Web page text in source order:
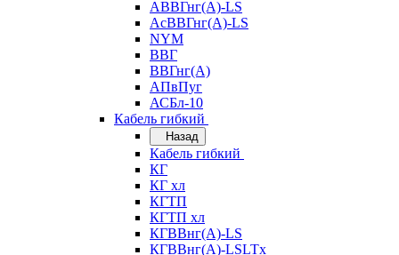
АВВГнг(А)-LS
АсВВГнг(А)-LS
NYM
ВВГ
ВВГнг(А)
АПвПуг
АСБл-10
Кабель гибкий
Назад
Кабель гибкий
КГ
КГ хл
КГТП
КГТП хл
КГВВнг(А)-LS
КГВВнг(А)-LSLTx